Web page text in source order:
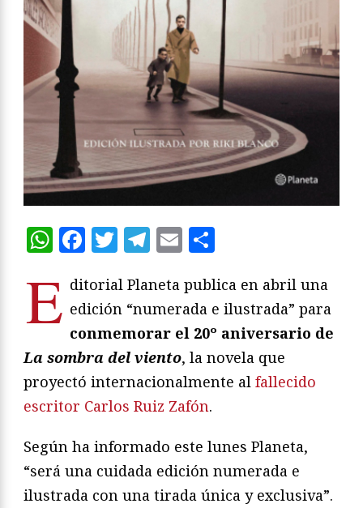
WhatsApp
Facebook
Twitter
Telegram
Email
E ditorial Planeta publica en abril una
edición “numerada e ilustrada” para
conmemorar el 20º aniversario de
La sombra del viento, la novela que
proyectó internacionalmente al fallecido
escritor Carlos Ruiz Zafón.
Según ha informado este lunes Planeta,
“será una cuidada edición numerada e
ilustrada con una tirada única y exclusiva”.